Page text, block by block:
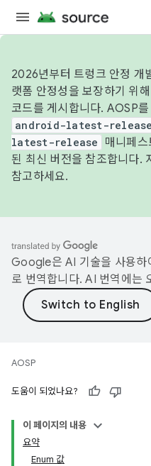
2026년부터 트렁크 안정 개
랫폼 안정성을 보장하기 위
코드를 게시합니다. AOSP
android-latest-release
latest-release
매니페
된 최신 버전을 참조합니다.
참고하세요.
Google은 AI 기술을 사용하
로 번역합니다. AI 번역에는
AOSP
도움이 되었나요?
이 페이지의 내용
요약
Enum 값